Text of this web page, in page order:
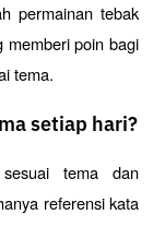
permainan tebak
memberi poin bagi
tema.
setiap hari?
tema dan
referensi kata